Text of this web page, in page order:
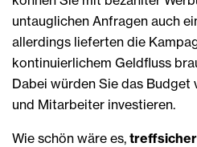
untauglichen Anfragen auch
allerdings lieferten die
kontinuierlichem Geldfluss
Dabei würden Sie das Budget
und Mitarbeiter investieren.
Wie schön wäre es, treffsicher